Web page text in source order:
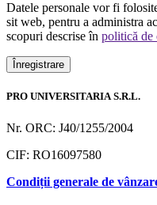
Datele personale vor fi
sit web, pentru a administra
scopuri descrise în politică de
Înregistrare
PRO UNIVERSITARIA S.R.L.
Nr. ORC: J40/1255/2004
CIF: RO16097580
Condiții generale de